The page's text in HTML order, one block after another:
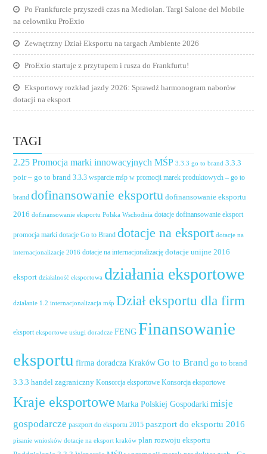
Po Frankfurcie przyszedł czas na Mediolan. Targi Salone del Mobile
na celowniku ProExio
Zewnętrzny Dział Eksportu na targach Ambiente 2026
ProExio startuje z przytupem i rusza do Frankfurtu!
Eksportowy rozkład jazdy 2026: Sprawdź harmonogram naborów
dotacji na eksport
TAGI
2.25 Promocja marki innowacyjnych MŚP 3.3.3 go to brand 3.3.3
poir – go to brand 3.3.3 wsparcie mśp w promocji marek produktowych – go to
brand dofinansowanie eksportu dofinansowanie eksportu
2016 dofinansowanie eksportu Polska Wschodnia dotacje dofinansowanie eksport
promocja marki dotacje Go to Brand dotacje na eksport dotacje na
internacjonalizacje 2016 dotacje na internacjonalizację dotacje unijne 2016
eksport działalność eksportowa działania eksportowe
działanie 1.2 internacjonalizacja mśp Dział eksportu dla firm
eksport eksportowe usługi doradcze FENG Finansowanie
eksportu firma doradcza Kraków Go to Brand go to brand
3.3.3 handel zagraniczny Konsorcja eksportowe Konsorcja eksportowe
Kraje eksportowe Marka Polskiej Gospodarki misje
gospodarcze paszport do eksportu 2015 paszport do eksportu 2016
pisanie wniosków dotacje na eksport kraków plan rozwoju eksportu